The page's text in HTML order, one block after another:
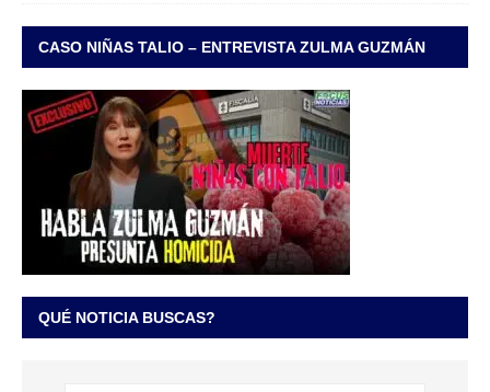
CASO NIÑAS TALIO – ENTREVISTA ZULMA GUZMÁN
QUÉ NOTICIA BUSCAS?